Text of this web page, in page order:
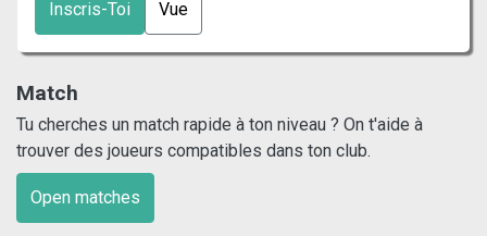
Inscris-Toi Vue
Match
Tu cherches un match rapide à ton niveau ? On t'aide à
trouver des joueurs compatibles dans ton club.
Open matches